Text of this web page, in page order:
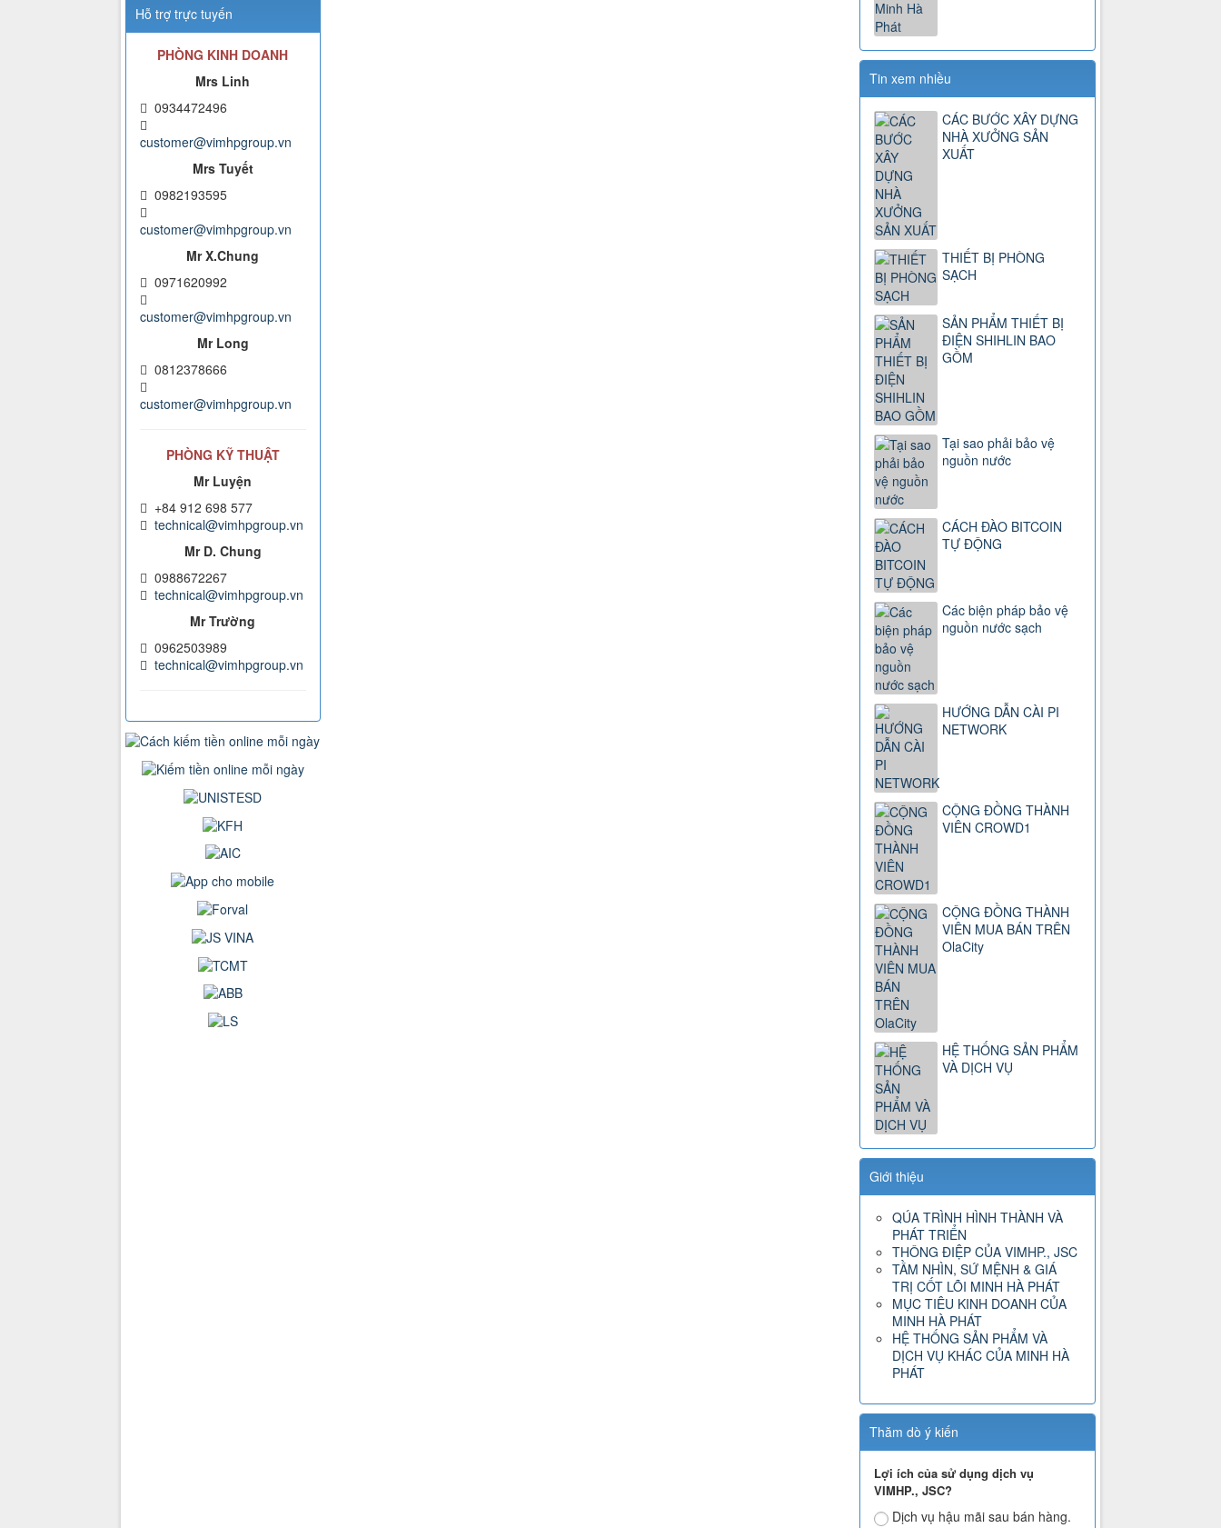
Tin xem nhiều
CÁC BƯỚC XÂY DỰNG
NHÀ XƯỞNG SẢN
XUẤT
THIẾT BỊ PHÒNG
SẠCH
SẢN PHẨM THIẾT BỊ
ĐIỆN SHIHLIN BAO
GỒM
Tại sao phải bảo vệ
nguồn nước
CÁCH ĐÀO BITCOIN
TỰ ĐỘNG
Các biện pháp bảo vệ
nguồn nước sạch
HƯỚNG DẪN CÀI PI
NETWORK
CỘNG ĐỒNG THÀNH
VIÊN CROWD1
CỘNG ĐỒNG THÀNH
VIÊN MUA BÁN TRÊN
OlaCity
HỆ THỐNG SẢN PHẨM
VÀ DỊCH VỤ
Giới thiệu
QÚA TRÌNH HÌNH THÀNH VÀ
PHÁT TRIỂN
THÔNG ĐIỆP CỦA VIMHP., JSC
TẦM NHÌN, SỨ MỆNH & GIÁ
TRỊ CỐT LÕI MINH HÀ PHÁT
MỤC TIÊU KINH DOANH CỦA
MINH HÀ PHÁT
HỆ THỐNG SẢN PHẨM VÀ
DỊCH VỤ KHÁC CỦA MINH HÀ
PHÁT
Thăm dò ý kiến
Lợi ích của sử dụng dịch vụ
VIMHP., JSC?
Dịch vụ hậu mãi sau bán hàng.
Hỗ trợ trực tuyến
PHÒNG KINH DOANH
Mrs Linh
0934472496
customer@vimhpgroup.vn
Mrs Tuyết
0982193595
customer@vimhpgroup.vn
Mr X.Chung
0971620992
customer@vimhpgroup.vn
Mr Long
0812378666
customer@vimhpgroup.vn
PHÒNG KỸ THUẬT
Mr Luyện
+84 912 698 577
technical@vimhpgroup.vn
Mr D. Chung
0988672267
technical@vimhpgroup.vn
Mr Trường
0962503989
technical@vimhpgroup.vn